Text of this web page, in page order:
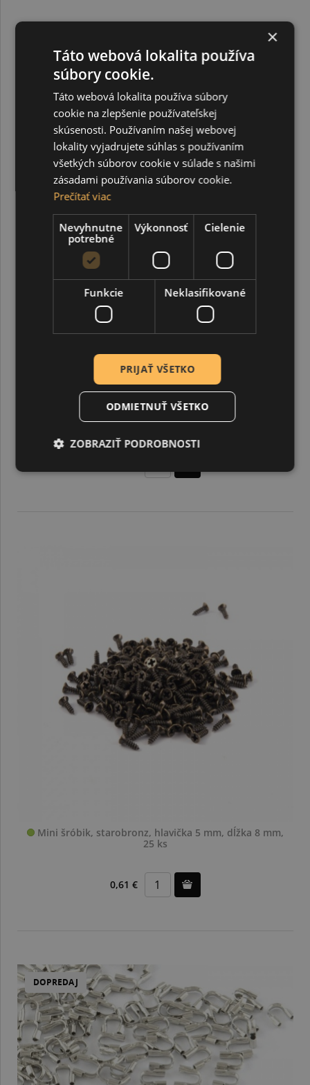
Mini šróbik, starobronz, hlavička 4,5 mm dĺžka 5 mm,
20 ks
Mini šróbik, starobronz, hlavička 5 mm, dĺžka 8 mm,
25 ks
0,61 €
DOPREDAJ
×
Táto webová lokalita používa
súbory cookie.
Táto webová lokalita používa súbory
cookie na zlepšenie používateľskej
skúsenosti. Používaním našej webovej
lokality vyjadrujete súhlas s používaním
všetkých súborov cookie v súlade s našimi
zásadami používania súborov cookie.
Prečítať viac
Nevyhnutne
potrebné
Výkonnosť Cielenie
Funkcie Neklasifikované
PRIJAŤ VŠETKO
ODMIETNUŤ VŠETKO
ZOBRAZIŤ PODROBNOSTI